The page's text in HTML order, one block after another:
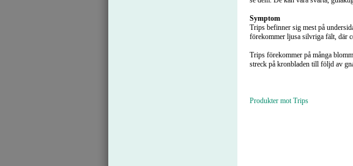
Symptom
Trips befinner sig mest på
förekommer ljusa silvriga fält, där
Trips förekommer på många
streck på kronbladen till följd av
Produkter mot Trips